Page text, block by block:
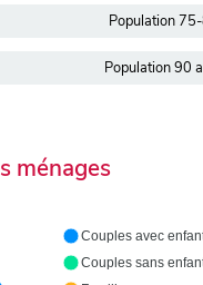
Population
Population 90
ménages
Couples avec
Couples sans